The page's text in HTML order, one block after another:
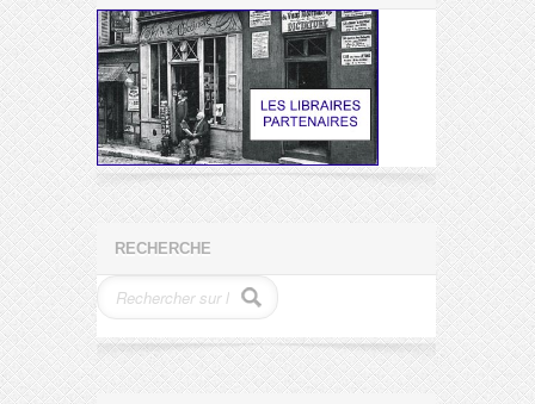
RECHERCHE